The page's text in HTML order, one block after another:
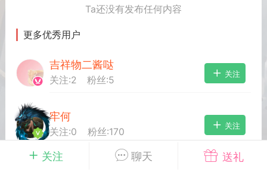
管理器专为新手小白准备，让安装
变得更简单不会手动查找目录？不
应该放在哪里？担心安装错误影响游
关注 聊天 送礼
Ta还没有发布任何内容
更多优秀用户
吉祥物二酱哒
关注:2 粉丝:5
关注
牢何
关注:0 粉丝:170
关注